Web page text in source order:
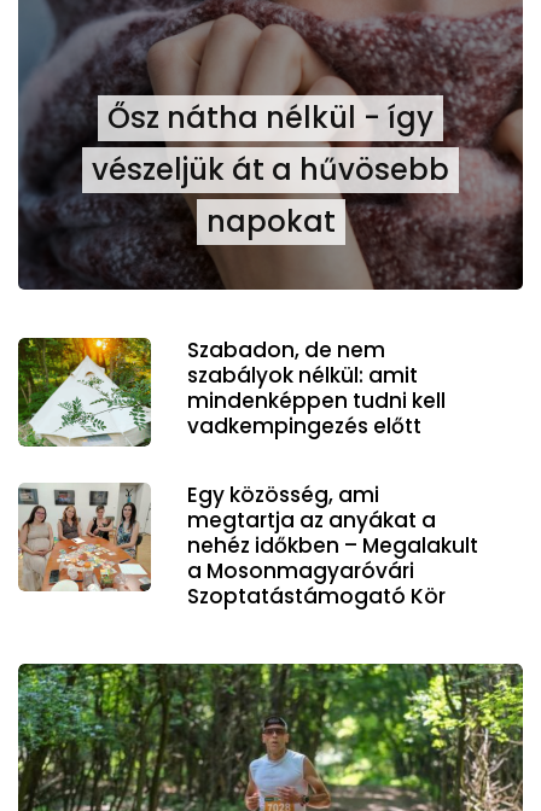
Ősz nátha nélkül - így
vészeljük át a hűvösebb
napokat
Szabadon, de nem
szabályok nélkül: amit
mindenképpen tudni kell
vadkempingezés előtt
Egy közösség, ami
megtartja az anyákat a
nehéz időkben – Megalakult
a Mosonmagyaróvári
Szoptatástámogató Kör